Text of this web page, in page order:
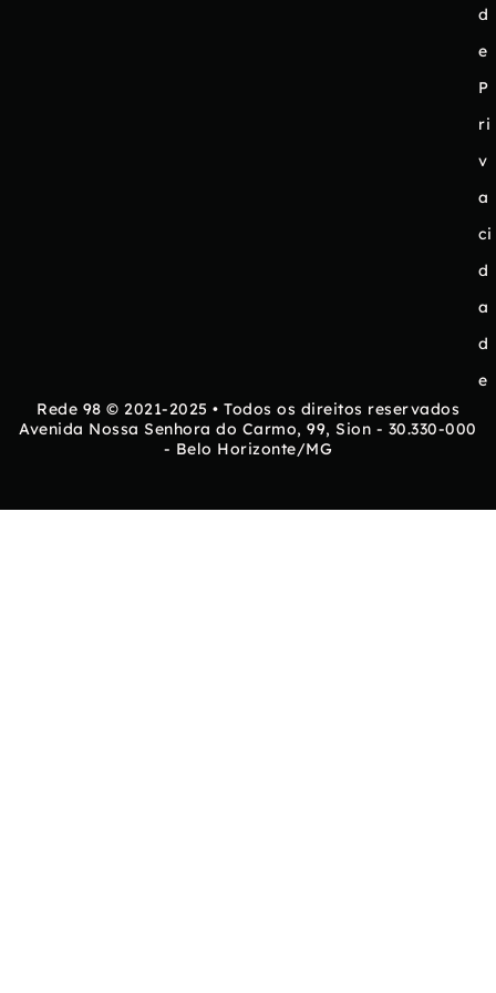
d
e
P
ri
v
a
ci
d
a
d
e
Rede 98 © 2021-2025 • Todos os direitos reservados
Avenida Nossa Senhora do Carmo, 99, Sion - 30.330-000
- Belo Horizonte/MG